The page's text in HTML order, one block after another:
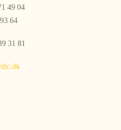
+45 40 71 49 04
64
31 81